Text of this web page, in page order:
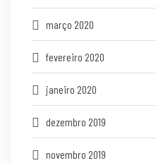
março 2020
fevereiro 2020
janeiro 2020
dezembro 2019
novembro 2019